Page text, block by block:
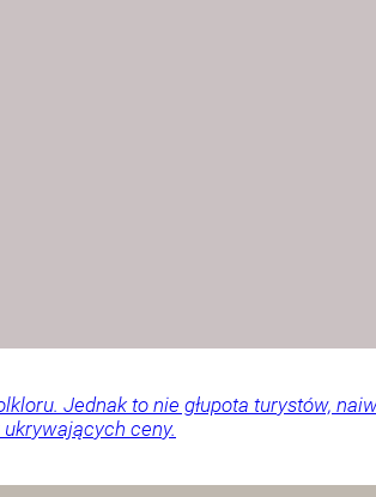
Jednak to nie głupota turystów,
ceny.